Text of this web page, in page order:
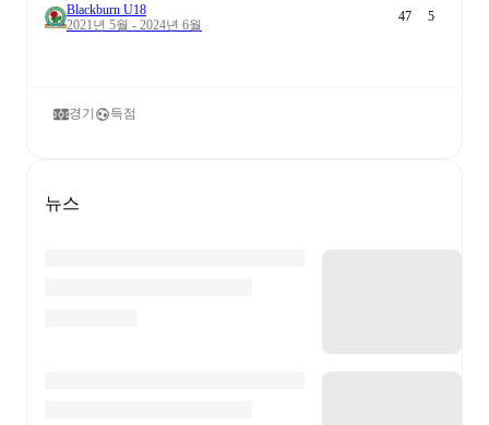
Blackburn U18
2021년 5월 - 2024년 6월
47 5
경기 득점
뉴스